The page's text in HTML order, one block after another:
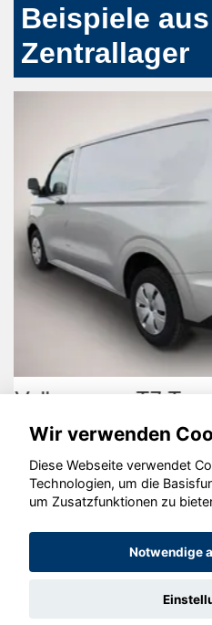
Beispiele
Zentrallager
Opel Corsa
© konjunkturmotor.de
Wir verwenden
Diese Webseite verwendet
Technologien, um die
um Zusatzfunktionen zu
Notwendige